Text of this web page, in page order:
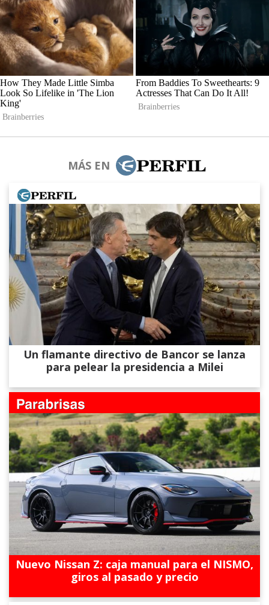
MÁS EN
Un flamante directivo de Bancor se lanza
para pelear la presidencia a Milei
Nuevo Nissan Z: caja manual para el NISMO,
giros al pasado y precio